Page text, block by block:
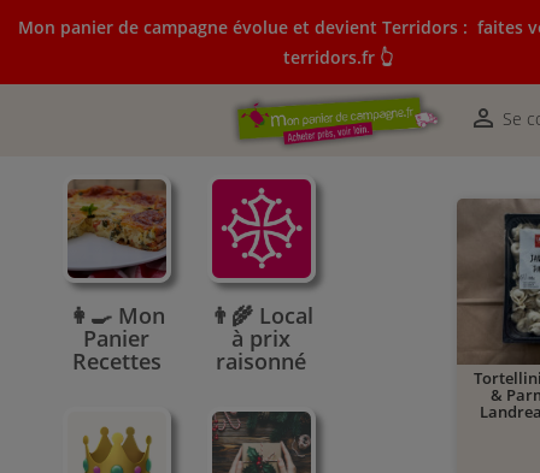
Mon panier de campagne évolue et devient Terridors : faites
terridors.fr 👆
 Se
Mon panier de campagne évolue et devient Terridors:
courses sur terridors.fr 👆
👩‍🍳 Mon
Panier
Recettes
👨‍🌾 Local
à prix
raisonné
&